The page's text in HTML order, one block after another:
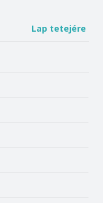
Lap tetejére